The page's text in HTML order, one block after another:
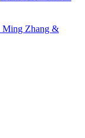
Ming Zhang &